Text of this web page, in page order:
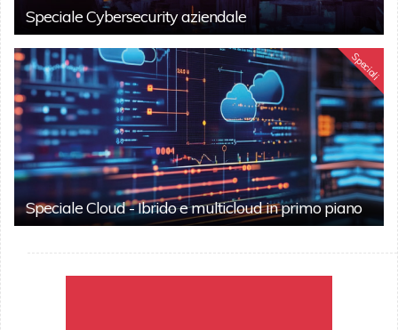
Speciale Cybersecurity aziendale
Speciali
Speciale Cloud - Ibrido e multicloud in primo piano